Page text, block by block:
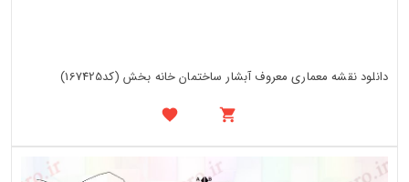
دانلود نقشه معماری معروف آبشار ساختمان خانه بخش (کد167425)